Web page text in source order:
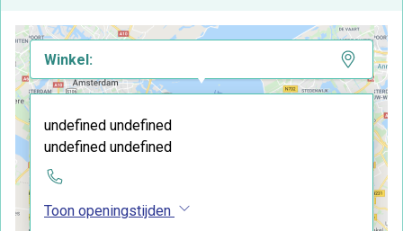
Winkel:
undefined undefined
undefined undefined
Toon openingstijden